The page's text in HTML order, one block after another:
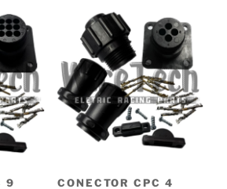
através
R$256,00
9 CONECTOR CPC 4